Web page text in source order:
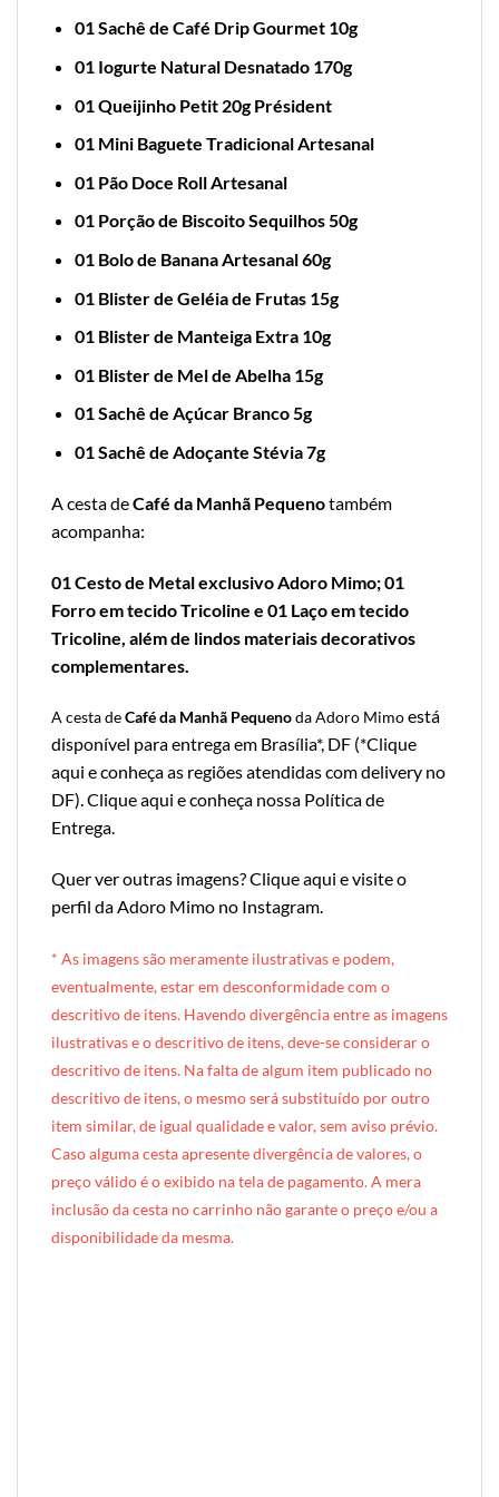
01 Sachê de Café Drip Gourmet 10g
01 Iogurte Natural Desnatado 170g
01 Queijinho Petit 20g Président
01 Mini Baguete Tradicional Artesanal
01 Pão Doce Roll Artesanal
01 Porção de Biscoito Sequilhos 50g
01 Bolo de Banana Artesanal 60g
01 Blister de Geléia de Frutas 15g
01 Blister de Manteiga Extra 10g
01 Blister de Mel de Abelha 15g
01 Sachê de Açúcar Branco 5g
01 Sachê de Adoçante Stévia 7g
A cesta deCafé da Manhã Pequenotambém
acompanha:
01 Cesto de Metal exclusivo Adoro Mimo; 01
Forro em tecido Tricoline e 01 Laço em tecido
Tricoline, além de lindos materiais decorativos
complementares.
A cesta deCafé da Manhã Pequenoda Adoro Mimoestá
disponível para entrega em Brasília*, DF (*Clique
aqui e conheça as regiões atendidas com delivery no
DF).Clique aqui e conheça nossa Política de
Entrega.
Quer ver outras imagens?Clique aqui e visite o
perfil da Adoro Mimo no Instagram.
* As imagens são meramente ilustrativas e podem,
eventualmente, estar em desconformidade com o
descritivo de itens. Havendo divergência entre as imagens
ilustrativas e o descritivo de itens, deve-se considerar o
descritivo de itens. Na falta de algum item publicado no
descritivo de itens, o mesmo será substituído por outro
item similar, de igual qualidade e valor, sem aviso prévio.
Caso alguma cesta apresente divergência de valores, o
preço válido é o exibido na tela de pagamento. A mera
inclusão da cesta no carrinho não garante o preço e/ou a
disponibilidade da mesma.